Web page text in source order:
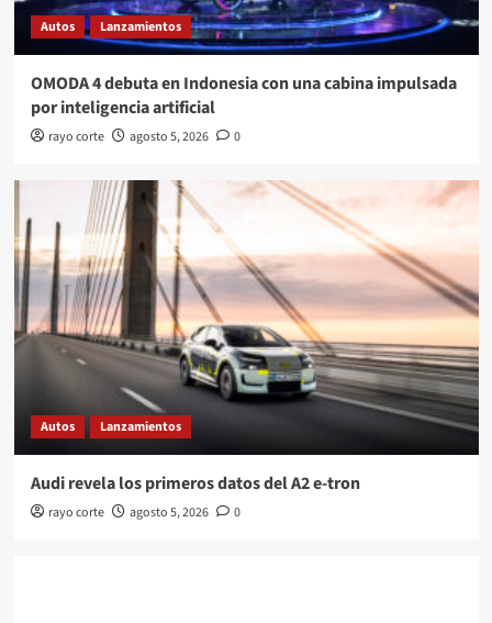
Autos Lanzamientos
OMODA 4 debuta en Indonesia con una cabina impulsada
por inteligencia artificial
rayo corte agosto 5, 2026 0
Autos Lanzamientos
Audi revela los primeros datos del A2 e-tron
rayo corte agosto 5, 2026 0